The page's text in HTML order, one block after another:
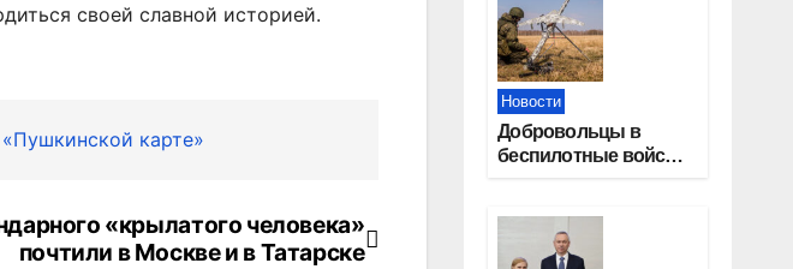
своей славной историей.
карте»
«крылатого человека»
почтили в Москве и в Татарске
культуры
Новости
Добровольцы в
беспилотные войска